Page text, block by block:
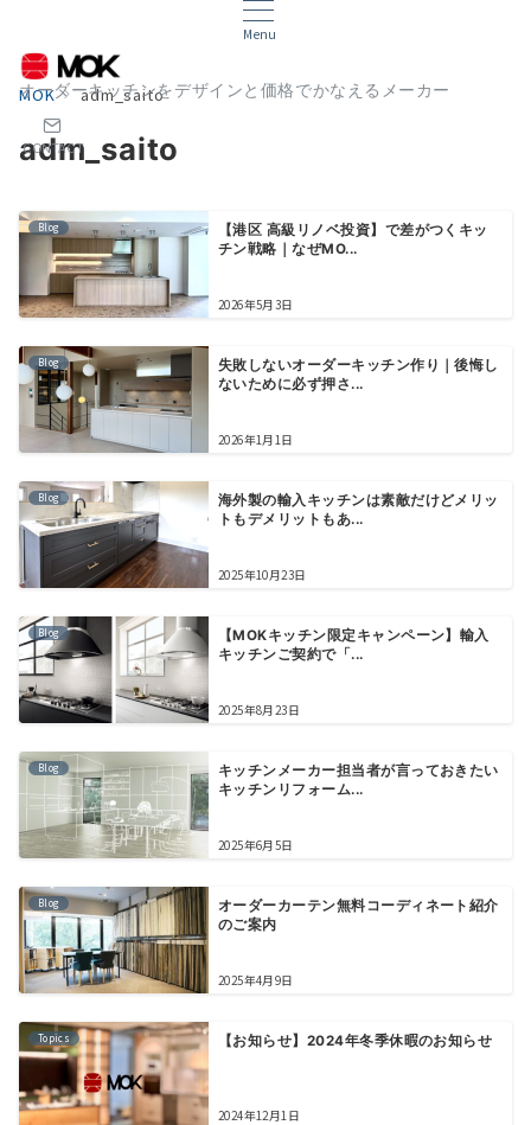
Menu
オーダーキッチンをデザインと価格でかなえるメーカー
CONTACT
MOK adm_saito
adm_saito
Blog
【港区 高級リノベ投資】で差がつくキッ
チン戦略｜なぜMO...
2026年5月3日
Blog
失敗しないオーダーキッチン作り｜後悔し
ないために必ず押さ...
2026年1月1日
Blog
海外製の輸入キッチンは素敵だけどメリッ
トもデメリットもあ...
2025年10月23日
Blog
【MOKキッチン限定キャンペーン】輸入
キッチンご契約で「...
2025年8月23日
Blog
キッチンメーカー担当者が言っておきたい
キッチンリフォーム...
2025年6月5日
Blog
オーダーカーテン無料コーディネート紹介
のご案内
2025年4月9日
Topics 【お知らせ】2024年冬季休暇のお知らせ
2024年12月1日